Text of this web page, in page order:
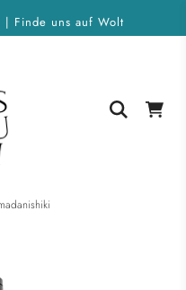
| Finde uns auf Wolt